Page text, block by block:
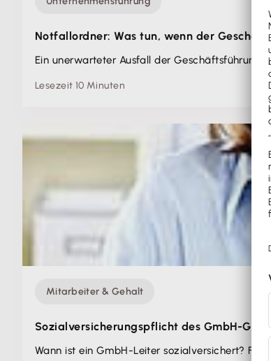
Notfallordner: Was tun, wenn der
Ein unerwarteter Ausfall der Geschäftsführung
Lesezeit 10 Minuten
Mitarbeiter & Gehalt
Sozial­versicherungspflicht des GmbH-
Wann ist ein GmbH-Leiter sozialversichert?